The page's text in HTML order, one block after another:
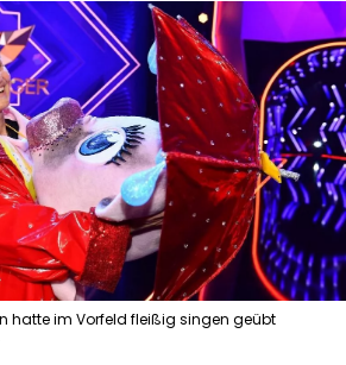
hatte im Vorfeld fleißig singen geübt